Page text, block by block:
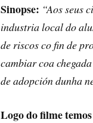
Sinopse: “Aos seus
industria local do
de riscos co fin de
cambiar coa
de adopción dunha
Logo do filme